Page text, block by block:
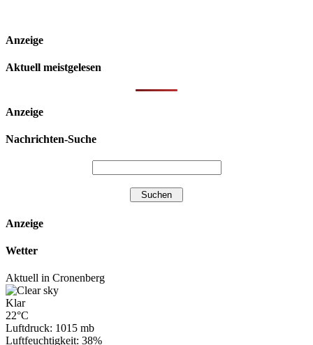
Anzeige
Aktuell meistgelesen
Anzeige
Nachrichten-Suche
Anzeige
Wetter
Aktuell in Cronenberg
Klar
22°C
Luftdruck: 1015 mb
Luftfeuchtigkeit: 38%